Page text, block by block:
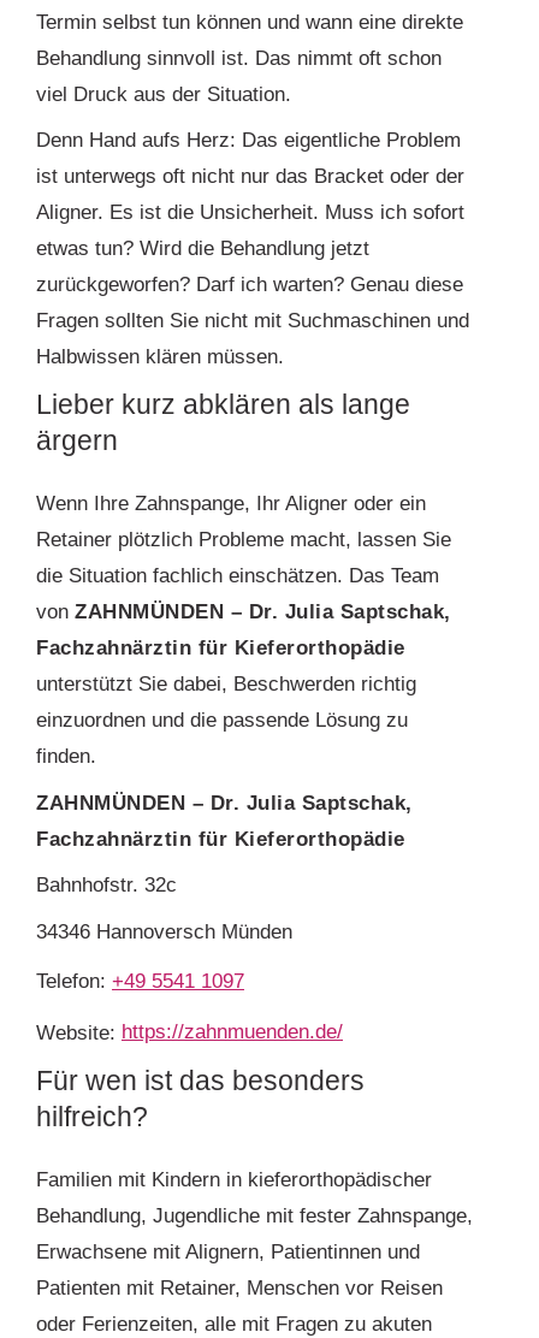
Termin selbst tun können und wann eine direkte
Behandlung sinnvoll ist. Das nimmt oft schon
viel Druck aus der Situation.
Denn Hand aufs Herz: Das eigentliche Problem
ist unterwegs oft nicht nur das Bracket oder der
Aligner. Es ist die Unsicherheit. Muss ich sofort
etwas tun? Wird die Behandlung jetzt
zurückgeworfen? Darf ich warten? Genau diese
Fragen sollten Sie nicht mit Suchmaschinen und
Halbwissen klären müssen.
Lieber kurz abklären als lange
ärgern
Wenn Ihre Zahnspange, Ihr Aligner oder ein
Retainer plötzlich Probleme macht, lassen Sie
die Situation fachlich einschätzen. Das Team
von ZAHNMÜNDEN – Dr. Julia Saptschak,
Fachzahnärztin für Kieferorthopädie
unterstützt Sie dabei, Beschwerden richtig
einzuordnen und die passende Lösung zu
finden.
ZAHNMÜNDEN – Dr. Julia Saptschak,
Fachzahnärztin für Kieferorthopädie
Bahnhofstr. 32c
34346 Hannoversch Münden
Telefon: +49 5541 1097
Website: https://zahnmuenden.de/
Für wen ist das besonders
hilfreich?
Familien mit Kindern in kieferorthopädischer
Behandlung, Jugendliche mit fester Zahnspange,
Erwachsene mit Alignern, Patientinnen und
Patienten mit Retainer, Menschen vor Reisen
oder Ferienzeiten, alle mit Fragen zu akuten